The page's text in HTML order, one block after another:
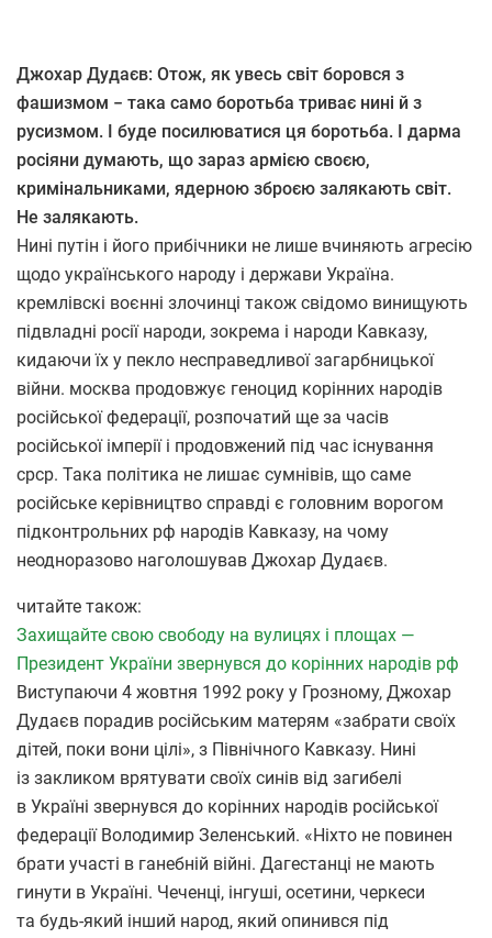
Джохар Дудаєв: Отож, як увесь світ боровся з
фашизмом − така само боротьба триває нині й з
русизмом. І буде посилюватися ця боротьба. І дарма
росіяни думають, що зараз армією своєю,
кримінальниками, ядерною зброєю залякають світ.
Не залякають.
Нині путін і його прибічники не лише вчиняють агресію
щодо українського народу і держави Україна.
кремлівскі воєнні злочинці також свідомо винищують
підвладні росії народи, зокрема і народи Кавказу,
кидаючи їх у пекло несправедливої загарбницької
війни. москва продовжує геноцид корінних народів
російської федерації, розпочатий ще за часів
російської імперії і продовжений під час існування
срср. Така політика не лишає сумнівів, що саме
російське керівництво справді є головним ворогом
підконтрольних рф народів Кавказу, на чому
неодноразово наголошував Джохар Дудаєв.
читайте також:
Захищайте свою свободу на вулицях і площах —
Президент України звернувся до корінних народів рф
Виступаючи 4 жовтня 1992 року у Грозному, Джохар
Дудаєв порадив російським матерям «забрати своїх
дітей, поки вони цілі», з Північного Кавказу. Нині
із закликом врятувати своїх синів від загибелі
в Україні звернувся до корінних народів російської
федерації Володимир Зеленський. «Ніхто не повинен
брати участі в ганебній війні. Дагестанці не мають
гинути в Україні. Чеченці, інгуші, осетини, черкеси
та будь-який інший народ, який опинився під